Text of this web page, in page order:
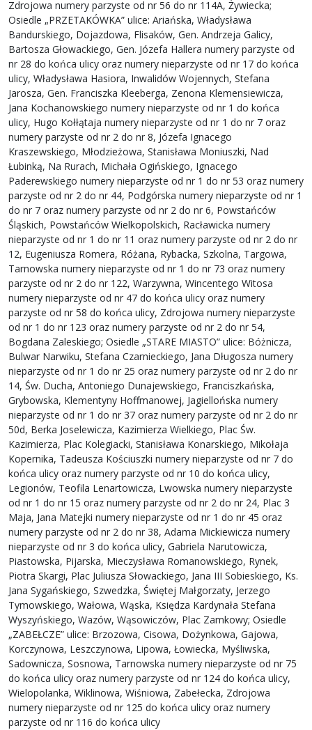
Zdrojowa numery parzyste od nr 56 do nr 114A, Żywiecka;
Osiedle „PRZETAKÓWKA” ulice: Ariańska, Władysława
Bandurskiego, Dojazdowa, Flisaków, Gen. Andrzeja Galicy,
Bartosza Głowackiego, Gen. Józefa Hallera numery parzyste od
nr 28 do końca ulicy oraz numery nieparzyste od nr 17 do końca
ulicy, Władysława Hasiora, Inwalidów Wojennych, Stefana
Jarosza, Gen. Franciszka Kleeberga, Zenona Klemensiewicza,
Jana Kochanowskiego numery nieparzyste od nr 1 do końca
ulicy, Hugo Kołłątaja numery nieparzyste od nr 1 do nr 7 oraz
numery parzyste od nr 2 do nr 8, Józefa Ignacego
Kraszewskiego, Młodzieżowa, Stanisława Moniuszki, Nad
Łubinką, Na Rurach, Michała Ogińskiego, Ignacego
Paderewskiego numery nieparzyste od nr 1 do nr 53 oraz numery
parzyste od nr 2 do nr 44, Podgórska numery nieparzyste od nr 1
do nr 7 oraz numery parzyste od nr 2 do nr 6, Powstańców
Śląskich, Powstańców Wielkopolskich, Racławicka numery
nieparzyste od nr 1 do nr 11 oraz numery parzyste od nr 2 do nr
12, Eugeniusza Romera, Różana, Rybacka, Szkolna, Targowa,
Tarnowska numery nieparzyste od nr 1 do nr 73 oraz numery
parzyste od nr 2 do nr 122, Warzywna, Wincentego Witosa
numery nieparzyste od nr 47 do końca ulicy oraz numery
parzyste od nr 58 do końca ulicy, Zdrojowa numery nieparzyste
od nr 1 do nr 123 oraz numery parzyste od nr 2 do nr 54,
Bogdana Zaleskiego; Osiedle „STARE MIASTO” ulice: Bóżnicza,
Bulwar Narwiku, Stefana Czarnieckiego, Jana Długosza numery
nieparzyste od nr 1 do nr 25 oraz numery parzyste od nr 2 do nr
14, Św. Ducha, Antoniego Dunajewskiego, Franciszkańska,
Grybowska, Klementyny Hoffmanowej, Jagiellońska numery
nieparzyste od nr 1 do nr 37 oraz numery parzyste od nr 2 do nr
50d, Berka Joselewicza, Kazimierza Wielkiego, Plac Św.
Kazimierza, Plac Kolegiacki, Stanisława Konarskiego, Mikołaja
Kopernika, Tadeusza Kościuszki numery nieparzyste od nr 7 do
końca ulicy oraz numery parzyste od nr 10 do końca ulicy,
Legionów, Teofila Lenartowicza, Lwowska numery nieparzyste
od nr 1 do nr 15 oraz numery parzyste od nr 2 do nr 24, Plac 3
Maja, Jana Matejki numery nieparzyste od nr 1 do nr 45 oraz
numery parzyste od nr 2 do nr 38, Adama Mickiewicza numery
nieparzyste od nr 3 do końca ulicy, Gabriela Narutowicza,
Piastowska, Pijarska, Mieczysława Romanowskiego, Rynek,
Piotra Skargi, Plac Juliusza Słowackiego, Jana III Sobieskiego, Ks.
Jana Sygańskiego, Szwedzka, Świętej Małgorzaty, Jerzego
Tymowskiego, Wałowa, Wąska, Księdza Kardynała Stefana
Wyszyńskiego, Wazów, Wąsowiczów, Plac Zamkowy; Osiedle
„ZABEŁCZE” ulice: Brzozowa, Cisowa, Dożynkowa, Gajowa,
Korczynowa, Leszczynowa, Lipowa, Łowiecka, Myśliwska,
Sadownicza, Sosnowa, Tarnowska numery nieparzyste od nr 75
do końca ulicy oraz numery parzyste od nr 124 do końca ulicy,
Wielopolanka, Wiklinowa, Wiśniowa, Zabełecka, Zdrojowa
numery nieparzyste od nr 125 do końca ulicy oraz numery
parzyste od nr 116 do końca ulicy